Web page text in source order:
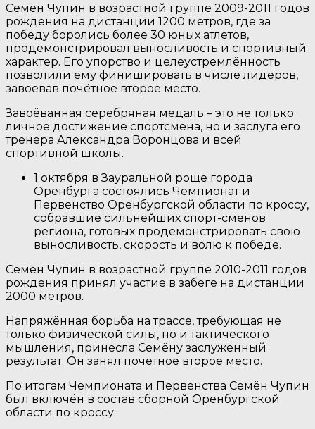
Семён Чупин в возрастной группе 2009-2011 годов
рождения на дистанции 1200 метров, где за
победу боролись более 30 юных атлетов,
продемонстрировал выносливость и спортивный
характер. Его упорство и целеустремлённость
позволили ему финишировать в числе лидеров,
завоевав почётное второе место.
Завоёванная серебряная медаль – это не только
личное достижение спортсмена, но и заслуга его
тренера Александра Воронцова и всей
спортивной школы.
1 октября в Зауральной роще города
Оренбурга состоялись Чемпионат и
Первенство Оренбургской области по кроссу,
собравшие сильнейших спорт-сменов
региона, готовых продемонстрировать свою
выносливость, скорость и волю к победе.
Семён Чупин в возрастной группе 2010-2011 годов
рождения принял участие в забеге на дистанции
2000 метров.
Напряжённая борьба на трассе, требующая не
только физической силы, но и тактического
мышления, принесла Семёну заслуженный
результат. Он занял почётное второе место.
По итогам Чемпионата и Первенства Семён Чупин
был включён в состав сборной Оренбургской
области по кроссу.